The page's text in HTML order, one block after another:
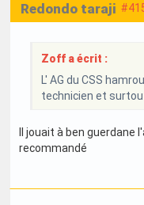
Redondo taraji
Zoff a écrit :
L' AG du CSS
technicien et
Il jouait à ben
recommandé